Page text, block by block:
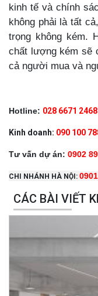
kinh tế và chính
không phải là tất
trọng không kém.
chất lượng kém sẽ
cả người mua và
Hotline: 028 6671 2468
Kinh doanh: 090 100
Tư vấn dự án: 0902
CHI NHÁNH HÀ NỘI:
CÁC BÀI VIẾT